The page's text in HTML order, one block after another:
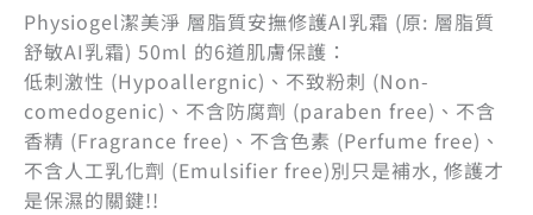
Physiogel潔美淨 層脂質安撫修護AI乳霜 (原: 層脂質
舒敏AI乳霜) 50ml 的6道肌膚保護：
低刺激性 (Hypoallergnic)、不致粉刺 (Non-
comedogenic)、不含防腐劑 (paraben free)、不含
香精 (Fragrance free)、不含色素 (Perfume free)、
不含人工乳化劑 (Emulsifier free)別只是補水, 修護才
是保濕的關鍵!!